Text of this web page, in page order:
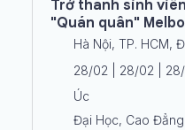
Trở thành sinh
"Quán quân"
Hà Nội, TP. HCM,
28/02 | 28/02 |
Úc
Đại Học, Cao